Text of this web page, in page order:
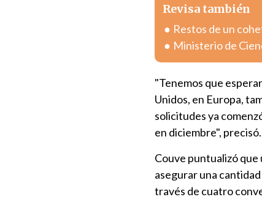
Revisa también
Restos de un
Ministerio de
"Tenemos que
Unidos, en Europa,
solicitudes ya
en diciembre", precisó.
Couve puntualizó que
asegurar una
través de cuatro